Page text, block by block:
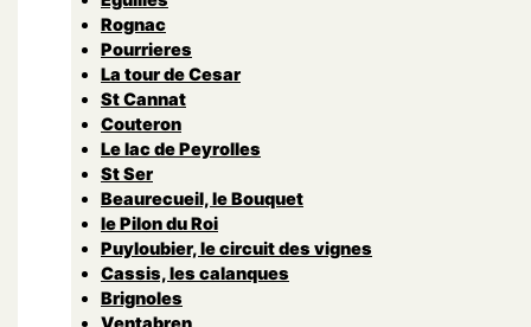
Rognac
Pourrieres
La tour de Cesar
St Cannat
Couteron
Le lac de Peyrolles
St Ser
Beaurecueil, le Bouquet
le Pilon du Roi
Puyloubier, le circuit des vignes
Cassis, les calanques
Brignoles
Ventabren